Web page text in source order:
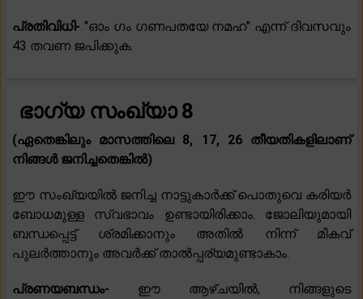
പ്രതിവിധി- "ഓം ഗം ഗണപതയേ നമഹ" എന്ന് ദിവസവും
43 തവണ ജപിക്കുക.
ഭാഗ്യ സംഖ്യാ 8
(ഏതെങ്കിലും മാസത്തിലെ 8, 17, 26 തീയതികളിലാണ്
നിങ്ങൾ ജനിച്ചതെങ്കിൽ)
ഈ സംഖ്യയിൽ ജനിച്ച നാട്ടുകാർക്ക് പൊതുവെ കരിയർ
ബോധമുള്ള സ്വഭാവം ഉണ്ടായിരിക്കാം. ജോലിയുമായി
ബന്ധപ്പെട്ട് ശ്രമിക്കാനും അതിൽ നിന്ന് മികവ്
പുലർത്താനും അവർക്ക് താൽപ്പര്യമുണ്ടാകാം.
പ്രണയബന്ധം- ഈ ആഴ്‌ചയിൽ, നിങ്ങളുടെ